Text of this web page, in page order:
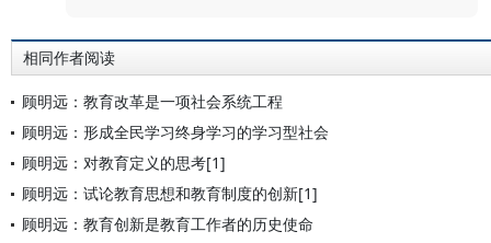
相同作者阅读
顾明远：教育改革是一项社会系统工程
顾明远：形成全民学习终身学习的学习型社会
顾明远：对教育定义的思考[1]
顾明远：试论教育思想和教育制度的创新[1]
顾明远：教育创新是教育工作者的历史使命